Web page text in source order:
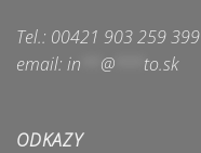
Tel.: 00421 903 259 399
email: in @ to.sk
ODKAZY